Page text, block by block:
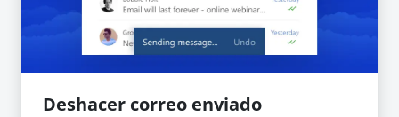
Deshacer correo enviado